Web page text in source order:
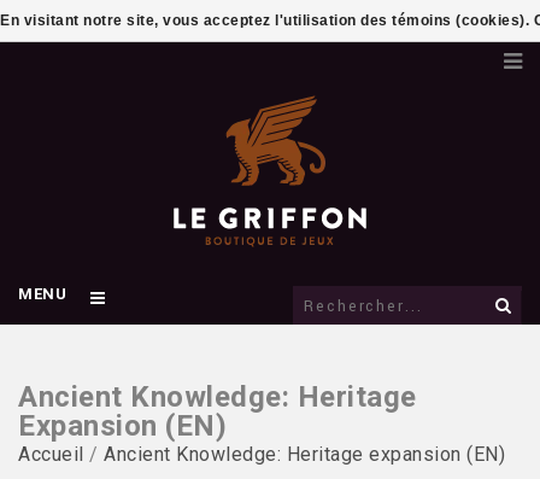
MENU
Ancient Knowledge: Heritage
Expansion (EN)
Accueil / Ancient Knowledge: Heritage expansion (EN)
En visitant notre site, vous acceptez l'utilisation des témoins